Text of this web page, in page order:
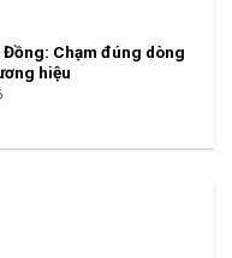
Chạm đúng dòng
hiệu